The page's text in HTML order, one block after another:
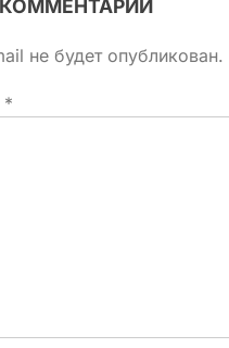
не будет опубликован.
*